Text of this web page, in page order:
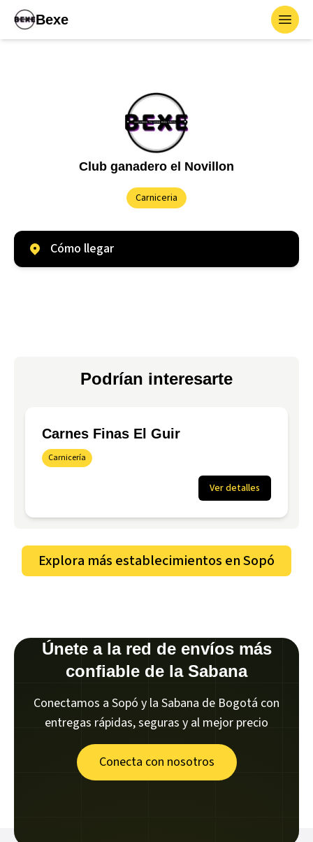
Bexe
Club ganadero el Novillon
Carniceria
Cómo llegar
Podrían interesarte
Carnes Finas El Guir
Carnicería
Ver detalles
Explora más establecimientos enSopó
Únete a la red de envíos más
confiable de la Sabana
Conectamos a Sopó y la Sabana de Bogotá con
entregas rápidas, seguras y al mejor precio
Conecta con nosotros